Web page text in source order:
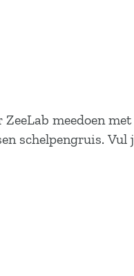
meedoen
schelpengruis.